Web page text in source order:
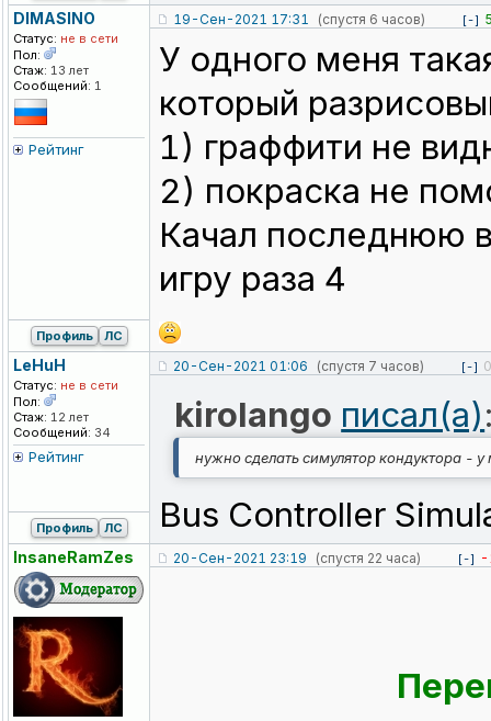
DIMASINO
Статус: не в сети
Пол:
Стаж: 13 лет
Сообщений: 1
Рейтинг
19-Сен-2021 17:31 (спустя 6 часов) [-]
У одного меня
который
1) граффити не
2) покраска не
Качал последнюю
игру раза 4
Профиль ЛС
LeHuH
Статус: не в сети
Пол:
Стаж: 12 лет
Сообщений: 34
Рейтинг
20-Сен-2021 01:06 (спустя 7 часов) [-] 0
kirolango писал(а)
нужно сделать симулятор кондуктора - у
Bus Controller
Профиль ЛС
InsaneRamZes 20-Сен-2021 23:19 (спустя 22 часа) [-] -